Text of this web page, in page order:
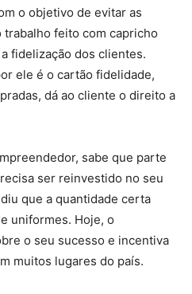
o objetivo de evitar as
trabalho feito com capricho
fidelização dos clientes.
ele é o cartão fidelidade,
dá ao cliente o direito a
sabe que parte
ser reinvestido no seu
que a quantidade certa
uniformes. Hoje, o
o seu sucesso e incentiva
muitos lugares do país.